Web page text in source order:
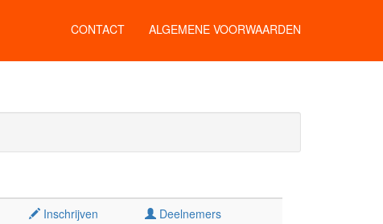
CONTACT ALGEMENE VOORWAARDEN
Inschrijven Deelnemers